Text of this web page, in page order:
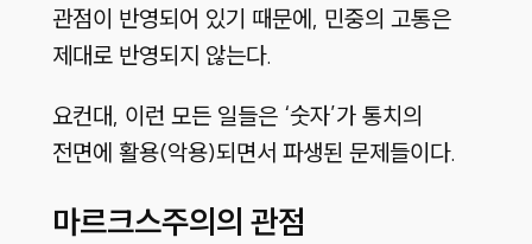
관점이 반영되어 있기 때문에, 민중의 고통은
제대로 반영되지 않는다.
요컨대, 이런 모든 일들은 ‘숫자’가 통치의
전면에 활용(악용)되면서 파생된 문제들이다.
마르크스주의의 관점